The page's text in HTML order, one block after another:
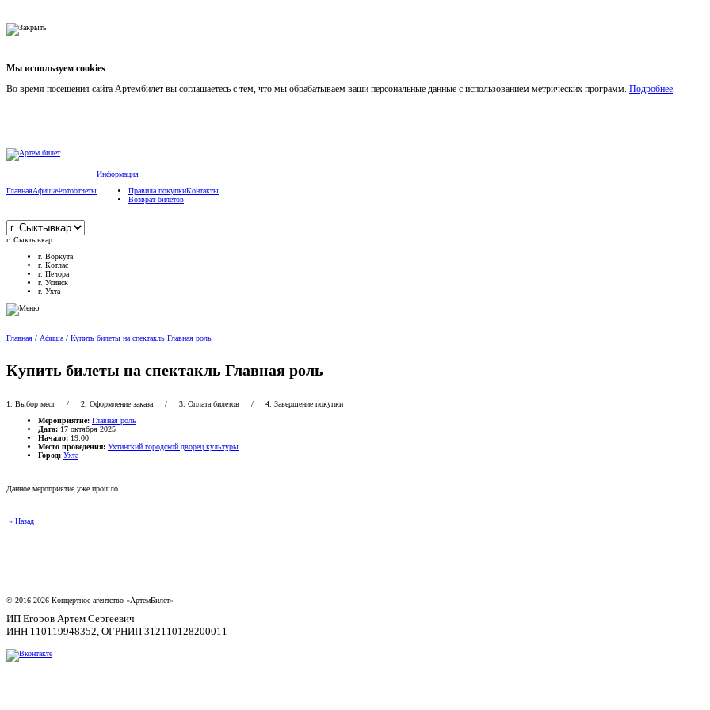
Мы используем cookies
Во время посещения сайта Артембилет вы соглашаетесь с тем, что мы обрабатываем ваши персональные данные с использованием метрических программ. Подробнее.
ГлавнаяАфишаФотоотчеты
Информация
Правила покупки
Возврат билетов
Контакты
г. Сыктывкар
г. Воркута
г. Котлас
г. Печора
г. Усинск
г. Ухта
Главная / Афиша / Купить билеты на спектакль Главная роль
Купить билеты на спектакль Главная роль
1. Выбор мест/ 2. Оформление заказа / 3. Оплата билетов / 4. Завершение покупки
Мероприятие: Главная роль
Дата: 17 октября 2025
Начало: 19:00
Место проведения: Ухтинский городской дворец культуры
Город: Ухта
Данное мероприятие уже прошло.
« Назад
© 2016-2026 Концертное агентство «АртемБилет»
ИП Егоров Артем Сергеевич
ИНН 110119948352, ОГРНИП 312110128200011